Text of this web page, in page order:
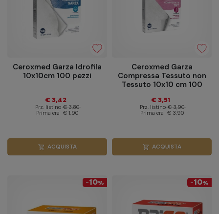
Ceroxmed Garza Idrofila
10x10cm 100 pezzi
€ 3,42
Prz. listino € 3,80
Prima era € 1,90
shopping_cart ACQUISTA
Ceroxmed Garza
Compressa Tessuto non
Tessuto 10x10 cm 100
€ 3,51
Prz. listino € 3,90
Prima era € 3,90
shopping_cart ACQUISTA
-10% -10%